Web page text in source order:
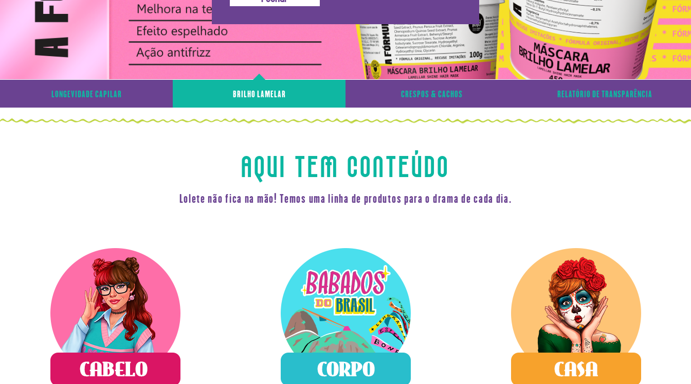
LONGEVIDADE CAPILAR BRILHO LAMELAR CRESPOS & CACHOS RELATÓRIO DE TRANSPARÊNCIA
AQUI TEM CONTEÚDO
Lolete não fica na mão! Temos uma linha de produtos para o drama de cada dia.